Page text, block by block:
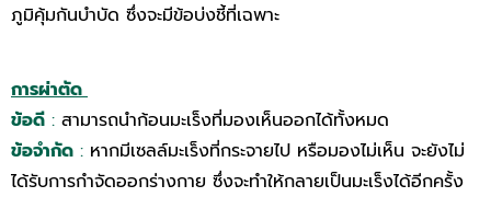
ภูมิคุ้มกันบำบัด ซึ่งจะมีข้อบ่งชี้ที่เฉพาะ
การผ่าตัด
ข้อดี : สามารถนำก้อนมะเร็งที่มองเห็นออกได้ทั้งหมด
ข้อจำกัด : หากมีเซลล์มะเร็งที่กระจายไป หรือมองไม่เห็น จะยังไม่
ได้รับการกำจัดออกร่างกาย ซึ่งจะทำให้กลายเป็นมะเร็งได้อีกครั้ง